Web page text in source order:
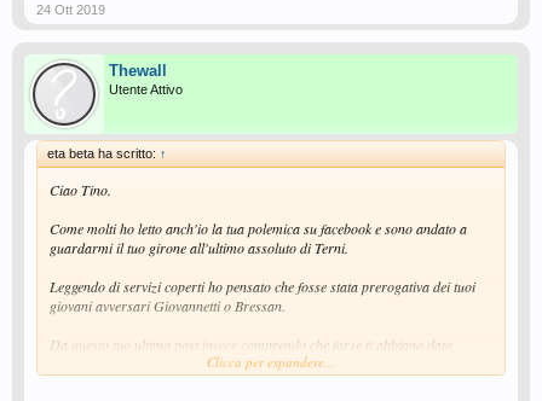
24 Ott 2019
Thewall
Utente Attivo
eta beta ha scritto: ↑
Ciao Tino.
Come molti ho letto anch'io la tua polemica su facebook e sono andato a
guardarmi il tuo girone all'ultimo assoluto di Terni.
Leggendo di servizi coperti ho pensato che fosse stata prerogativa dei tuoi
giovani avversari Giovannetti o Bressan.
Da questo tuo ultimo post invece comprendo che forse ti abbiano dato
fastidio i servizi di Di Fiore.Clicca per espandere...